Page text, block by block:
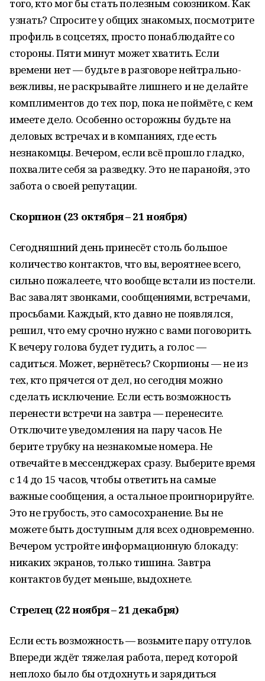
того, кто мог бы стать полезным союзником. Как
узнать? Спросите у общих знакомых, посмотрите
профиль в соцсетях, просто понаблюдайте со
стороны. Пяти минут может хватить. Если
времени нет — будьте в разговоре нейтрально-
вежливы, не раскрывайте лишнего и не делайте
комплиментов до тех пор, пока не поймёте, с кем
имеете дело. Особенно осторожны будьте на
деловых встречах и в компаниях, где есть
незнакомцы. Вечером, если всё прошло гладко,
похвалите себя за разведку. Это не паранойя, это
забота о своей репутации.
Скорпион (23 октября – 21 ноября)
Сегодняшний день принесёт столь большое
количество контактов, что вы, вероятнее всего,
сильно пожалеете, что вообще встали из постели.
Вас завалят звонками, сообщениями, встречами,
просьбами. Каждый, кто давно не появлялся,
решил, что ему срочно нужно с вами поговорить.
К вечеру голова будет гудить, а голос —
садиться. Может, вернётесь? Скорпионы — не из
тех, кто прячется от дел, но сегодня можно
сделать исключение. Если есть возможность
перенести встречи на завтра — перенесите.
Отключите уведомления на пару часов. Не
берите трубку на незнакомые номера. Не
отвечайте в мессенджерах сразу. Выберите время
с 14 до 15 часов, чтобы ответить на самые
важные сообщения, а остальное проигнорируйте.
Это не грубость, это самосохранение. Вы не
можете быть доступным для всех одновременно.
Вечером устройте информационную блокаду:
никаких экранов, только тишина. Завтра
контактов будет меньше, выдохнете.
Стрелец (22 ноября – 21 декабря)
Если есть возможность — возьмите пару отгулов.
Впереди ждёт тяжелая работа, перед которой
неплохо было бы отдохнуть и зарядиться